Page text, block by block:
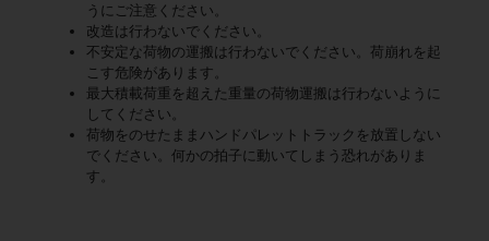
うにご注意ください。
改造は行わないでください。
不安定な荷物の運搬は行わないでください。荷崩れを起
こす危険があります。
最大積載荷重を超えた重量の荷物運搬は行わないように
してください。
荷物をのせたままハンドパレットトラックを放置しない
でください。何かの拍子に動いてしまう恐れがありま
す。